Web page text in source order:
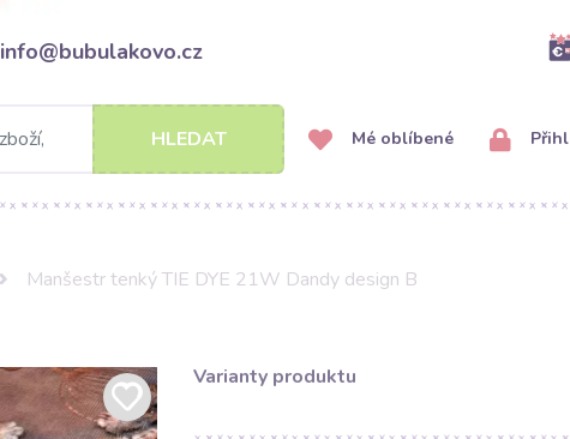
info@bubulakovo.cz
HLEDAT Mé oblíbené
Manšestr tenký TIE DYE 21W Dandy design B
Varianty produktu